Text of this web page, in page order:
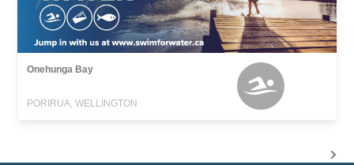
Onehunga Bay
PORIRUA, WELLINGTON